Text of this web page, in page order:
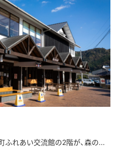
れあい交流館の2階が、森の...